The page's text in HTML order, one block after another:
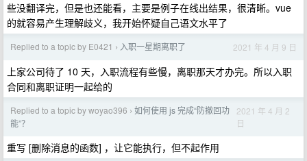
些没翻译完，但是也还能看，主要是例子在线出结果，很清晰。vue
的就容易产生理解歧义，我开始怀疑自己语文水平了
Replied to a topic by E0421 › 入职一星期离职了 2021 年 4 月 9 日
上家公司待了 10 天，入职流程有些慢，离职那天才办完。所以入职
合同和离职证明一起给的
Replied to a topic by woyao396 › 如何使用 js 完成“防撤回功
能”？
2021 年 4 月 2
日
重写 [删除消息的函数] ，让它能执行，但不起作用